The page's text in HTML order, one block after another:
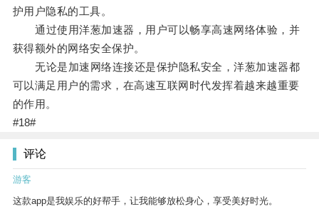
护用户隐私的工具。
通过使用洋葱加速器，用户可以畅享高速网络体验，并
获得额外的网络安全保护。
无论是加速网络连接还是保护隐私安全，洋葱加速器都
可以满足用户的需求，在高速互联网时代发挥着越来越重要
的作用。
#18#
评论
游客
这款app是我娱乐的好帮手，让我能够放松身心，享受美好时光。